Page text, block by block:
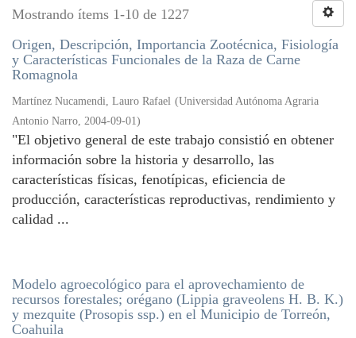
Mostrando ítems 1-10 de 1227
Origen, Descripción, Importancia Zootécnica, Fisiología
y Características Funcionales de la Raza de Carne
Romagnola
Martínez Nucamendi, Lauro Rafael (Universidad Autónoma Agraria
Antonio Narro, 2004-09-01)
"El objetivo general de este trabajo consistió en obtener
información sobre la historia y desarrollo, las
características físicas, fenotípicas, eficiencia de
producción, características reproductivas, rendimiento y
calidad ...
Modelo agroecológico para el aprovechamiento de
recursos forestales; orégano (Lippia graveolens H. B. K.)
y mezquite (Prosopis ssp.) en el Municipio de Torreón,
Coahuila